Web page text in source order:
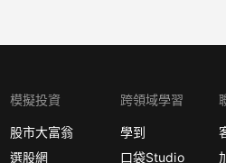
模擬投資
股市大富翁
選股網
跨領域學習
學到
口袋Studio